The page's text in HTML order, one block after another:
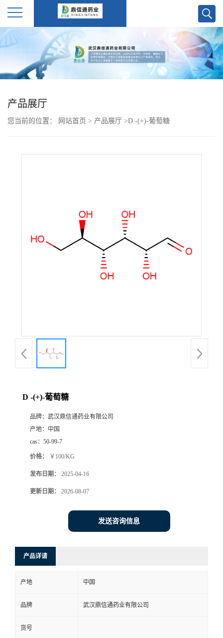
公
产
产品展厅
您当前的位置： 网站首页 > 产品展厅 >D -(+)-葡萄糖
D -(+)-葡萄糖
品牌： 武汉鼎信通药业有限公司
产地： 中国
cas： 50-99-7
价格： ￥100/KG
发布日期： 2025-04-16
更新日期： 2026-08-07
发送咨询信息
产品详请
产地 中国
品牌 武汉鼎信通药业有限公司
货号